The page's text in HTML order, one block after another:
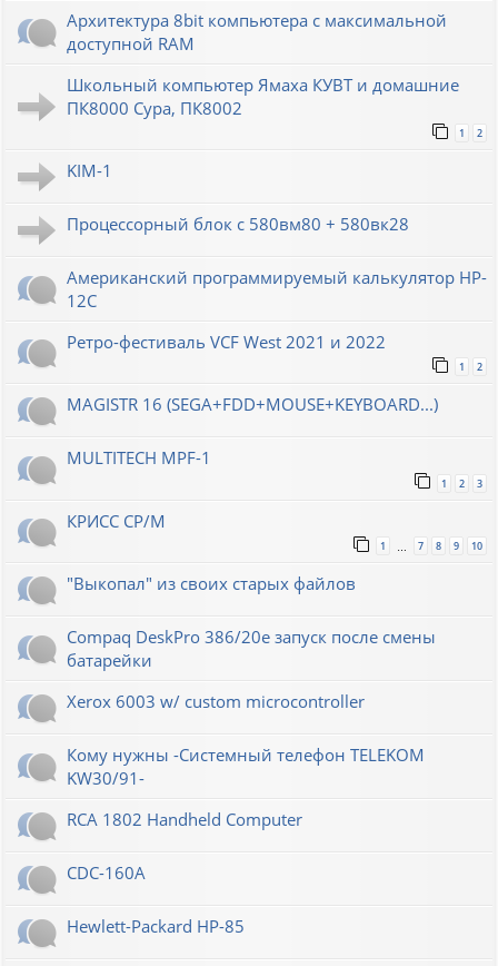
Архитектура 8bit компьютера с максимальной
доступной RAM
Школьный компьютер Ямаха КУВТ и домашние
ПК8000 Сура, ПК8002
1 2
KIM-1
Процессорный блок с 580вм80 + 580вк28
Американский программируемый калькулятор HP-
12C
Ретро-фестиваль VCF West 2021 и 2022
1 2
MAGISTR 16 (SEGA+FDD+MOUSE+KEYBOARD...)
MULTITECH MPF-1
1 2 3
КРИСС CP/M
1 7 8 9 10
"Выкопал" из своих старых файлов
Compaq DeskPro 386/20e запуск после смены
батарейки
Xerox 6003 w/ custom microcontroller
Кому нужны -Системный телефон TELEKOM
KW30/91-
RCA 1802 Handheld Computer
CDC-160A
Hewlett-Packard НР-85